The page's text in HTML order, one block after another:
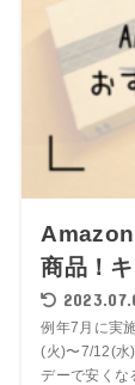
Amazon
商品！
例年7月に実
(火)〜7/12(水
デーで安くな